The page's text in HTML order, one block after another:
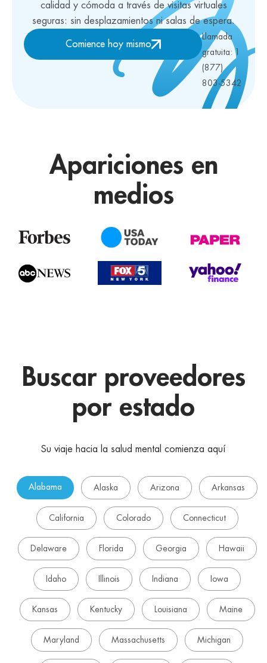
calidad y cómoda a través de visitas virtuales
seguras: sin desplazamientos ni salas de espera.
Comience hoy mismo
Llamada
gratuita: 1
(877)
803-5342
Apariciones en
medios
Buscar proveedores
por estado
Su viaje hacia la salud mental comienza aquí
Alabama Alaska Arizona Arkansas
California Colorado Connecticut
Delaware Florida Georgia Hawaii
Idaho Illinois Indiana Iowa
Kansas Kentucky Louisiana Maine
Maryland Massachusetts Michigan